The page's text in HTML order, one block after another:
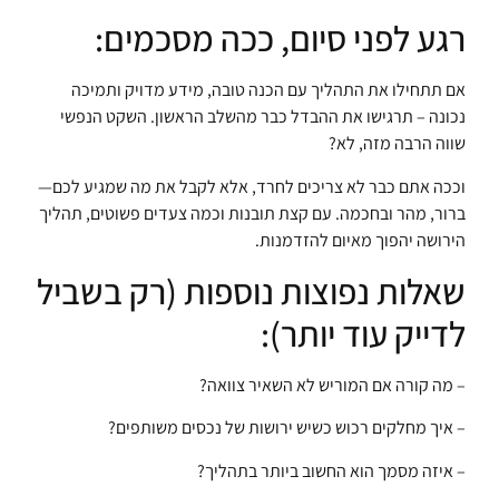
רגע לפני סיום, ככה מסכמים:
אם תתחילו את התהליך עם הכנה טובה, מידע מדויק ותמיכה
נכונה – תרגישו את ההבדל כבר מהשלב הראשון. השקט הנפשי
שווה הרבה מזה, לא?
וככה אתם כבר לא צריכים לחרד, אלא לקבל את מה שמגיע לכם—
ברור, מהר ובחכמה. עם קצת תובנות וכמה צעדים פשוטים, תהליך
הירושה יהפוך מאיום להזדמנות.
שאלות נפוצות נוספות (רק בשביל
לדייק עוד יותר):
– מה קורה אם המוריש לא השאיר צוואה?
– איך מחלקים רכוש כשיש ירושות של נכסים משותפים?
– איזה מסמך הוא החשוב ביותר בתהליך?